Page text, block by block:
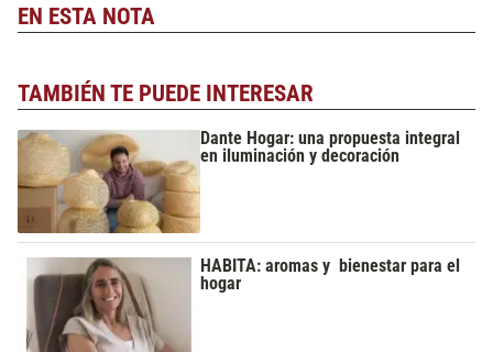
EN ESTA NOTA
TAMBIÉN TE PUEDE INTERESAR
Dante Hogar: una propuesta integral
en iluminación y decoración
HABITA: aromas y bienestar para el
hogar